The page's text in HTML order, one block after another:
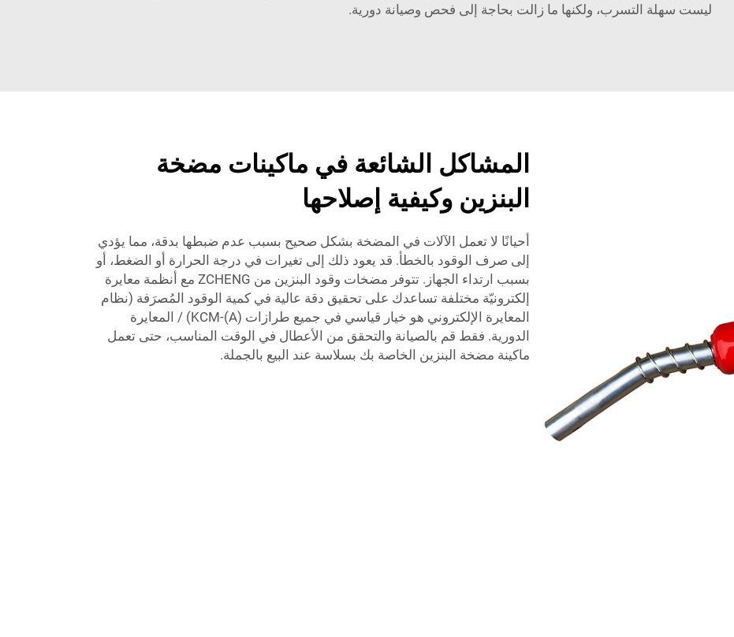
ليست سهلة التسرب، ولكنها ما زالت بحاجة إلى فحص وصيانة دورية.
المشاكل الشائعة في ماكينات مضخة
البنزين وكيفية إصلاحها
أحيانًا لا تعمل الآلات في المضخة بشكل صحيح بسبب عدم ضبطها بدقة، مما يؤدي
إلى صرف الوقود بالخطأ. قد يعود ذلك إلى تغيرات في درجة الحرارة أو الضغط، أو
بسبب ارتداء الجهاز. تتوفر مضخات وقود البنزين من ZCHENG مع أنظمة معايرة
إلكترونيّة مختلفة تساعدك على تحقيق دقة عالية في كمية الوقود المُصرَفة (نظام
المعايرة الإلكتروني هو خيار قياسي في جميع طرازات KCM-(A)) / المعايرة
الدورية. فقط قم بالصيانة والتحقق من الأعطال في الوقت المناسب، حتى تعمل
ماكينة مضخة البنزين الخاصة بك بسلاسة عند البيع بالجملة.